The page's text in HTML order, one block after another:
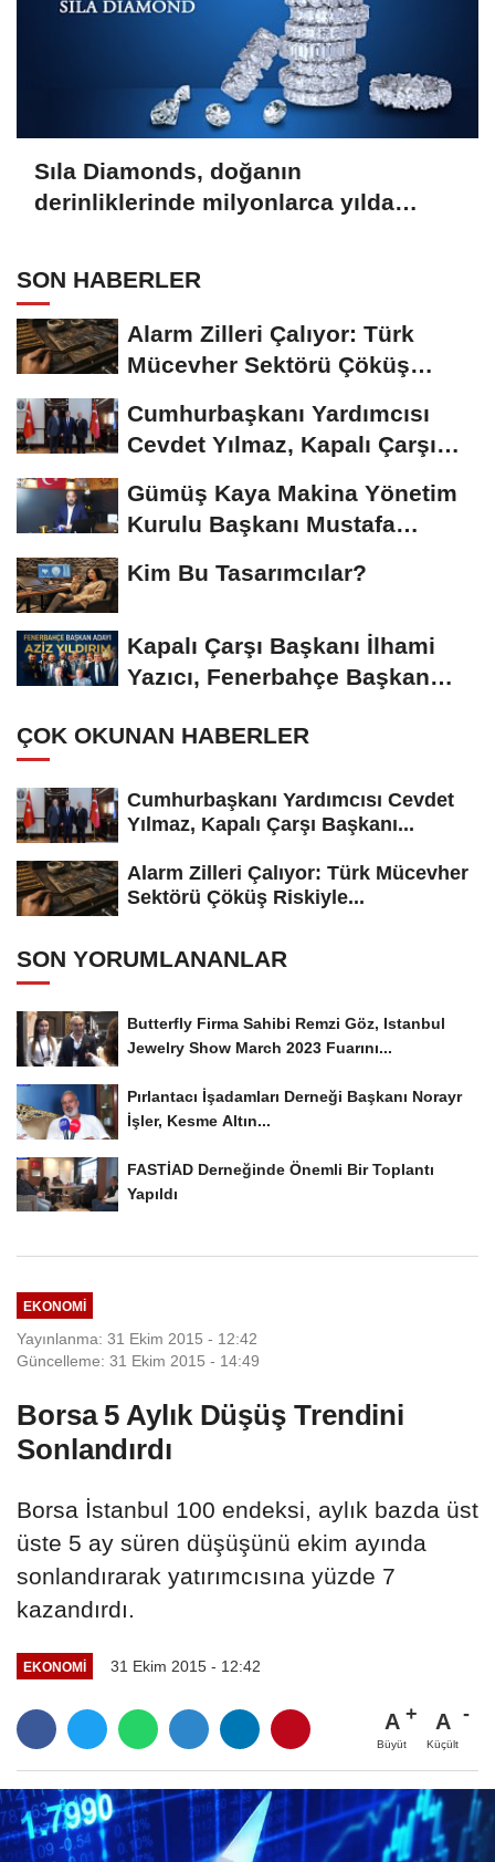
Sıla Diamonds, doğanın
derinliklerinde milyonlarca yılda
SON HABERLER
Alarm Zilleri Çalıyor: Türk
Mücevher Sektörü Çöküş
Cumhurbaşkanı Yardımcısı
Cevdet Yılmaz, Kapalı Çarşı
Gümüş Kaya Makina Yönetim
Kurulu Başkanı Mustafa
Kim Bu Tasarımcılar?
Kapalı Çarşı Başkanı İlhami
Yazıcı, Fenerbahçe Başkan
ÇOK OKUNAN HABERLER
Cumhurbaşkanı Yardımcısı Cevdet
Yılmaz, Kapalı Çarşı Başkanı...
Alarm Zilleri Çalıyor: Türk Mücevher
Sektörü Çöküş Riskiyle...
SON YORUMLANANLAR
Butterfly Firma Sahibi Remzi Göz, Istanbul
Jewelry Show March 2023 Fuarını...
Pırlantacı İşadamları Derneği Başkanı Norayr
İşler, Kesme Altın...
FASTİAD Derneğinde Önemli Bir Toplantı
Yapıldı
EKONOMI
Yayınlanma: 31 Ekim 2015 - 12:42
Güncelleme: 31 Ekim 2015 - 14:49
Borsa 5 Aylık Düşüş Trendini
Sonlandırdı
Borsa İstanbul 100 endeksi, aylık bazda üst
üste 5 ay süren düşüşünü ekim ayında
sonlandırarak yatırımcısına yüzde 7
kazandırdı.
EKONOMI 31 Ekim 2015 - 12:42
A
Büyüt
A
Küçült